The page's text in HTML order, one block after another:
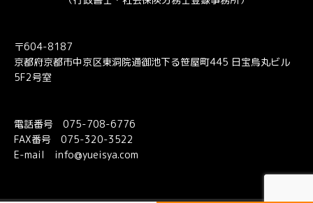
〒604-8187
京都府京都市中京区東洞院通御池下る笹屋町445 日宝烏丸ビル
5F2号室
電話番号 075-708-6776
FAX番号 075-320-3522
E-mail info@yueisya.com